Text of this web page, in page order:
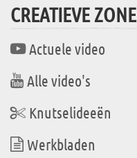
CREATIEVE ZONE
Actuele video
Alle video's
Knutselideeën
Werkbladen